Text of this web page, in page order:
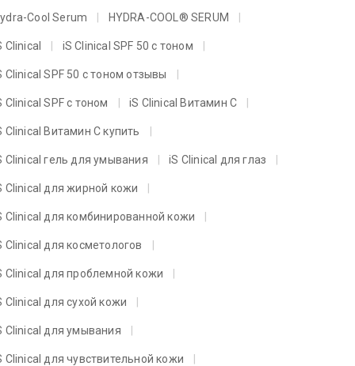
Cool Serum HYDRA-COOL® SERUM
Clinical iS Clinical SPF 50 с тоном
Clinical SPF 50 с тоном отзывы
Clinical SPF с тоном iS Clinical Витамин C
Clinical Витамин C купить
Clinical гель для умывания iS Clinical для глаз
Clinical для жирной кожи
Clinical для комбинированной кожи
Clinical для косметологов
Clinical для проблемной кожи
Clinical для сухой кожи
Clinical для умывания
Clinical для чувствительной кожи